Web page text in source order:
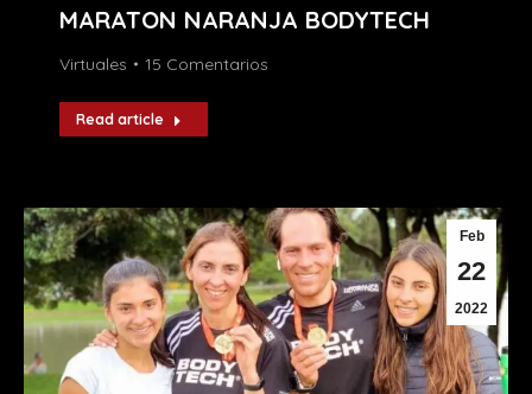
MARATON NARANJA BODYTECH
Virtuales 15 Comentarios
Read article
Feb
22
2022